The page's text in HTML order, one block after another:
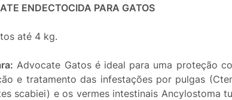
ENDECTOCIDA PARA GATOS
até 4 kg.
Advocate Gatos é ideal para uma proteção
e tratamento das infestações por pulgas
scabiei) e os vermes intestinais Ancylostoma